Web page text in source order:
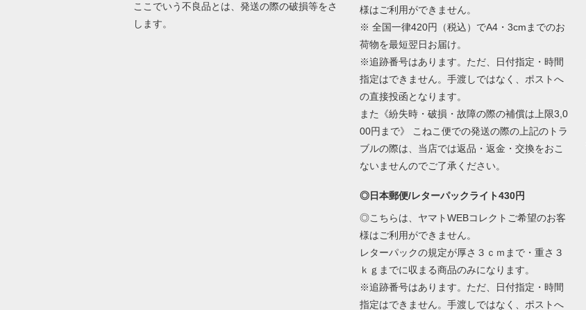
ここでいう不良品とは、発送の際の破損等をさ
します。
様はご利用ができません。
※ 全国一律420円（税込）でA4・3cmまでのお
荷物を最短翌日お届け。
※追跡番号はあります。ただ、日付指定・時間
指定はできません。手渡しではなく、ポストへ
の直接投函となります。
また《紛失時・破損・故障の際の補償は上限3,0
00円まで》 こねこ便での発送の際の上記のトラ
ブルの際は、当店では返品・返金・交換をおこ
ないませんのでご了承ください。
◎日本郵便/レターパックライト430円
◎こちらは、ヤマトWEBコレクトご希望のお客
様はご利用ができません。
レターパックの規定が厚さ３ｃｍまで・重さ３
ｋｇまでに収まる商品のみになります。
※追跡番号はあります。ただ、日付指定・時間
指定はできません。手渡しではなく、ポストへ